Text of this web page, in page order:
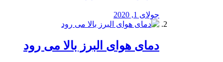
جولای 1, 2020
دمای هوای البرز بالا می رود